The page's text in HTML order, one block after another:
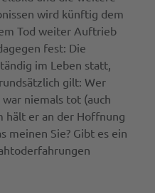
wird künftig dem
Tod weiter Auftrieb
fest: Die
im Leben statt,
gilt: Wer
niemals tot (auch
hält er an der Hoffnung
meinen Sie? Gibt es ein